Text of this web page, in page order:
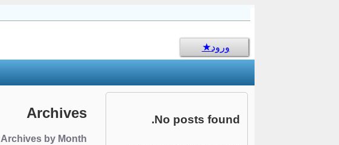
ورود
Archives
Archives by Month:
No posts found.